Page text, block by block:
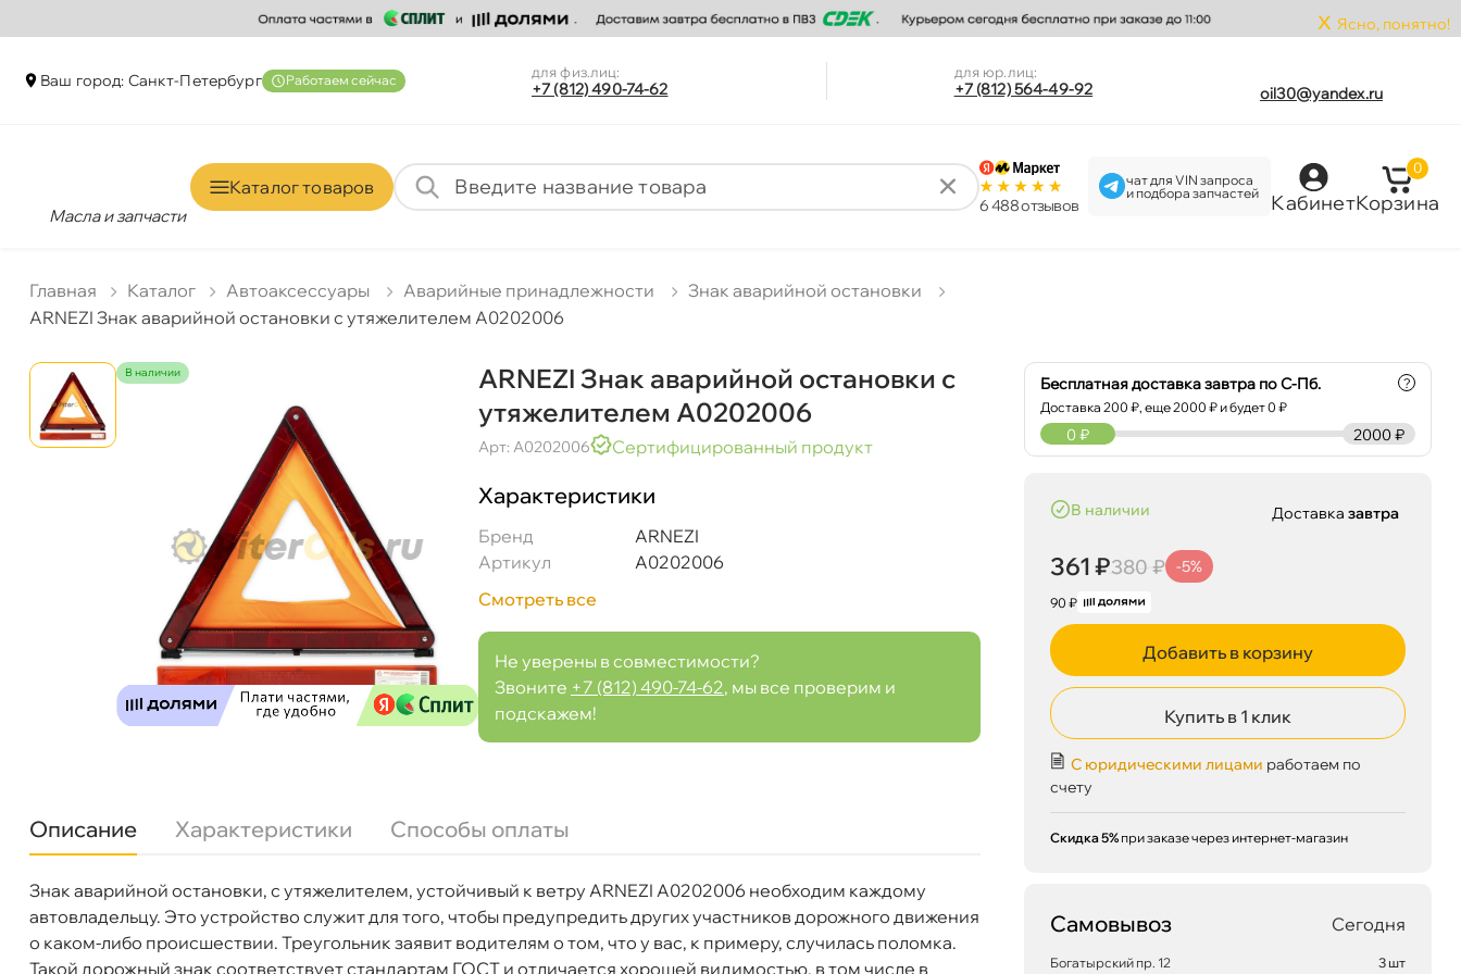
x Ясно, понятно!
аш город: Санкт-Петербур Работаем сейчас для физ.лиц:
+7 (812) 490-74-62
для юр.лиц:
+7 (812) 564-49-92 oil30@yandex.ru
Масла и запчасти
Каталог товаро
6 488 отзыво
чат для VIN запроса
и подбора запчастей
Кабинет
0
Корзина
Главная Катало Автоаксессуары Аварийные принадлежности
Знак аварийной остановки
ARNEZI Знак аварийной остановки с утяжелителем A0202006
наличии
ARNEZI Знак аварийной остановки с
утяжелителем A0202006
Арт: A0202006 Сертифицированный продукт
Характеристики
Бренд
ARNEZI
Артикул
A0202006
Смотреть все
Не уверены в совместимости?
Звоните +7 (812) 490-74-62, мы все проверим и
подскажем!
Описание Характеристики Способы оплаты
Знак аварийной остановки, с утяжелителем, устойчивый к ветру ARNEZI A0202006 необходим каждому
автовладельцу. Это устройство служит для того, чтобы предупредить других участников дорожного движения
о каком-либо происшествии. Треугольник заявит водителям о том, что у вас, к примеру, случилась поломка.
Такой дорожный знак соответствует стандартам ГОСТ и отличается хорошей видимостью, в том числе
Бренд
ARNEZI
Артикул
A0202006
Бесплатная доставка завтра по С-Пб.
Доставка200 ₽, еще2000 ₽ и будет 0 ₽
?
2000 ₽
0 ₽
наличии
361 ₽380 ₽ -5%
90 ₽
Доставказавтра
Добавить в корзину
Купить в 1 клик
С юридическими лицами работаем по
счету
Скидка 5% при заказе через интернет-магазин
Самовывоз Сегодня
Богатырский пр. 12
3 шт
ARNEZI Знак аварийной остановки с утяжелителем A0202006 361 ₽380 ₽